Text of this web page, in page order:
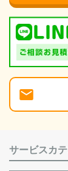
サービスカ